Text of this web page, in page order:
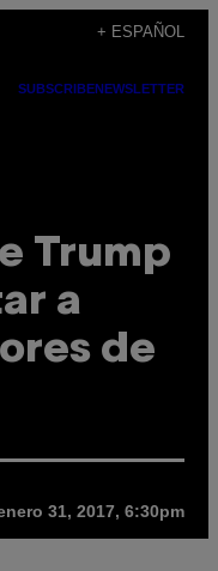
+ ESPAÑOL
SUBSCRIBENEWSLETTER
Trump
a
de
31, 2017, 6:30pm